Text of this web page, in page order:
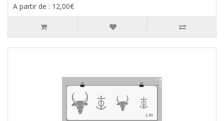
A partir de : 12,00€